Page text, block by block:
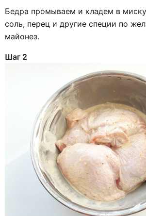
Бедра промываем и кладем в
соль, перец и другие специи по
майонез.
Шаг 2